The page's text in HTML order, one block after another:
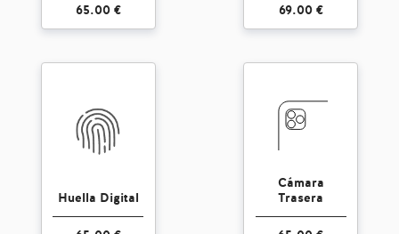
65.00 € 69.00 €
Huella Digital
Cámara
Trasera